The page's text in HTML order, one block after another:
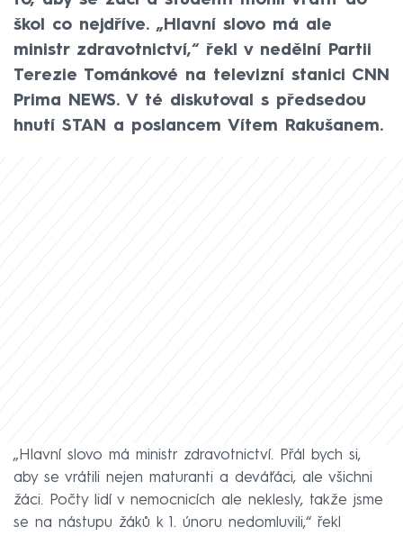
škol co nejdříve. „Hlavní slovo má ale
ministr zdravotnictví,“ řekl v nedělní Partii
Terezie Tománkové na televizní stanici CNN
Prima NEWS. V té diskutoval s předsedou
hnutí STAN a poslancem Vítem Rakušanem.
„Hlavní slovo má ministr zdravotnictví. Přál bych si,
aby se vrátili nejen maturanti a deváťáci, ale všichni
žáci. Počty lidí v nemocnicích ale neklesly, takže jsme
se na nástupu žáků k 1. únoru nedomluvili,“ řekl